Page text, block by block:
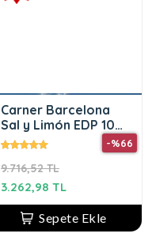
Carner Barcelona
Sal y Limón EDP 100
ML Kadın Parfüm
9.716,52 TL
-%66
3.262,98 TL
Sepete Ekle